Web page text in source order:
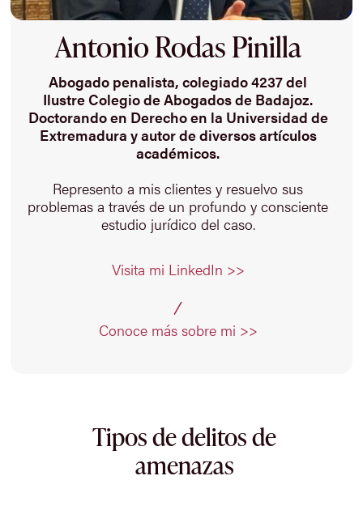
Antonio Rodas Pinilla
Abogado penalista, colegiado 4237 del
Ilustre Colegio de Abogados de Badajoz.
Doctorando en Derecho en la Universidad de
Extremadura y autor de diversos artículos
académicos.
Represento a mis clientes y resuelvo sus
problemas a través de un profundo y consciente
estudio jurídico del caso.
Visita mi LinkedIn >>
Conoce más sobre mi >>
Tipos de delitos de
amenazas